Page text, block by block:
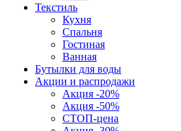
Текстиль
Кухня
Спальня
Гостиная
Ванная
Бутылки для воды
Акции и распродажи
Акция -20%
Акция -50%
СТОП-цена